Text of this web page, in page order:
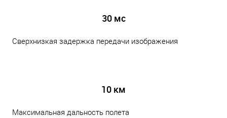
30 мс
Сверхнизкая задержка передачи изображения
10 км
Максимальная дальность полета